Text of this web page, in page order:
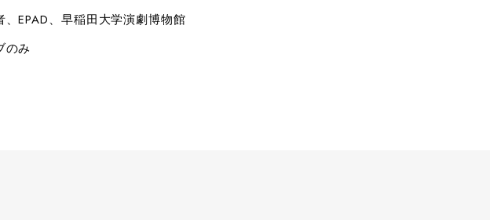
、EPAD、早稲田大学演劇博物館
のみ